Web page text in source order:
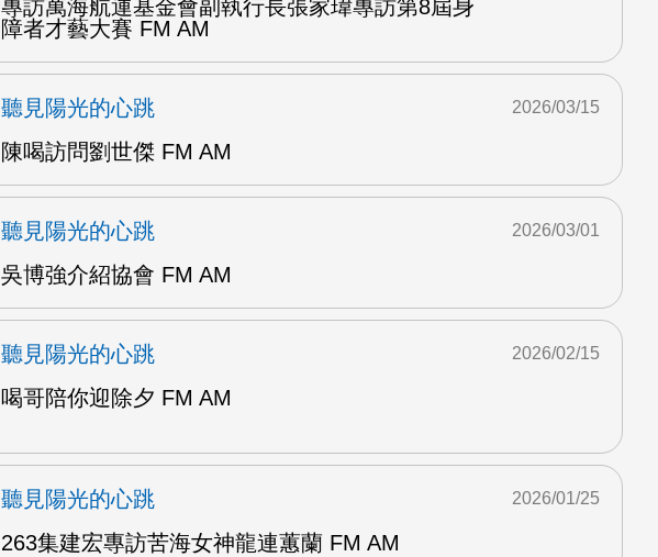
專訪萬海航運基金會副執行長張家瑋專訪第8屆身
障者才藝大賽 FM AM
聽見陽光的心跳
陳喝訪問劉世傑 FM AM
2026/03/15
聽見陽光的心跳
吳博強介紹協會 FM AM
2026/03/01
聽見陽光的心跳
喝哥陪你迎除夕 FM AM
2026/02/15
聽見陽光的心跳
263集建宏專訪苦海女神龍連蕙蘭 FM AM
2026/01/25